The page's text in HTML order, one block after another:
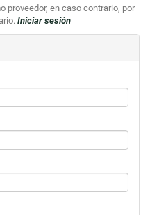
proveedor, en caso contrario, por
Iniciar sesión